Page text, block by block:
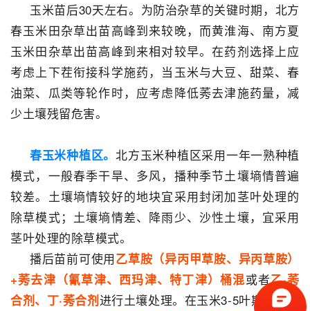
玉米苗后30天左右。为防治杂草的关键时期，北方
春玉米田杂草出苗高峰到来较晚，而黄淮海、南方夏
玉米田杂草出苗高峰到来相对较早。在药剂选择上应
考虑上下茬衔接科学施药，当玉米与大豆、甜菜、春
油菜、瓜类等轮作时，应考虑降低莠去津施药量，减
少土壤残留危害。
春玉米种植区。北方玉米种植区采用一年一熟种植
模式，一般春季干旱、多风，播种季节土壤墒情普遍
较差。土壤墒情较好的地块宜采用封闭加茎叶处理的
除草模式；土壤墒情差、降雨少、沙性土壤，宜采用
茎叶处理的除草模式。
播后苗前可使用乙草胺（异丙甲草胺、异丙草胺）
+莠去津（氰草津、西玛津、特丁津）桶混或者乙·莠
合剂、丁·莠合剂进行土壤处理。在玉米3-5叶期，杂草